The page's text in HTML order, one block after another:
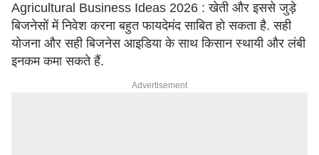
Agricultural Business Ideas 2026 : खेती और इससे जुड़े
बिजनेसों में निवेश करना बहुत फायदेमंद साबित हो सकता है. सही
योजना और सही बिजनेस आइडिया के साथ किसान स्थायी और लंबी
इनकम कमा सकते हैं.
Advertisement